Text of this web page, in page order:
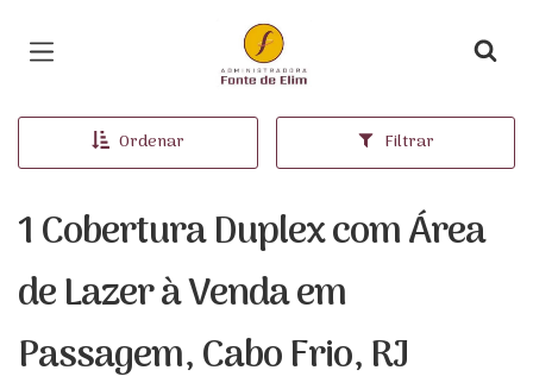
Página inicial
Ordenar Filtrar
1 Cobertura Duplex com Área
de Lazer à Venda em
Passagem, Cabo Frio, RJ